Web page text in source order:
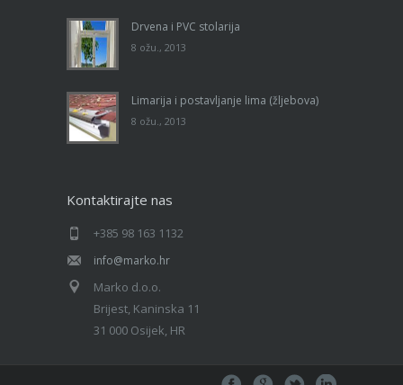
Drvena i PVC stolarija
8 ožu., 2013
Limarija i postavljanje lima (žljebova)
8 ožu., 2013
Kontaktirajte nas
+385 98 163 1132
info@marko.hr
Marko d.o.o.
Brijest, Kaninska 11
31 000 Osijek, HR